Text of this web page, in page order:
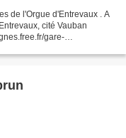
de l'Orgue d'Entrevaux . A
cité Vauban
gare-